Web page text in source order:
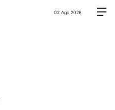
02 Ago 2026